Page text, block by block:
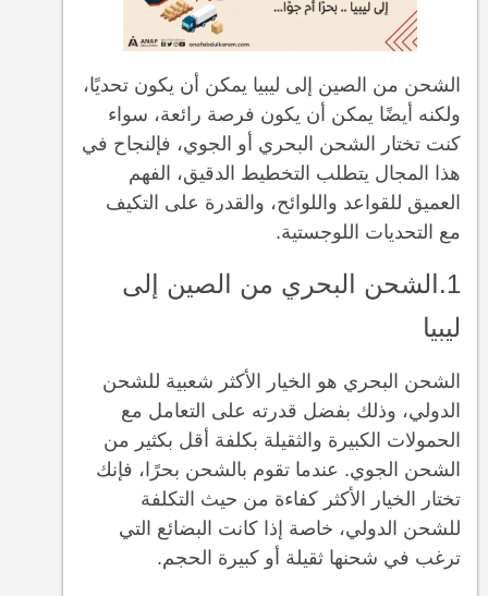
الشحن من الصين إلى ليبيا يمكن أن يكون تحديًا،
ولكنه أيضًا يمكن أن يكون فرصة رائعة، سواء
كنت تختار الشحن البحري أو الجوي، فإلنجاح في
هذا المجال يتطلب التخطيط الدقيق، الفهم
العميق للقواعد واللوائح، والقدرة على التكيف
مع التحديات اللوجستية.
1.الشحن البحري من الصين إلى
ليبيا
الشحن البحري هو الخيار الأكثر شعبية للشحن
الدولي، وذلك بفضل قدرته على التعامل مع
الحمولات الكبيرة والثقيلة بكلفة أقل بكثير من
الشحن الجوي. عندما تقوم بالشحن بحرًا، فإنك
تختار الخيار الأكثر كفاءة من حيث التكلفة
للشحن الدولي، خاصة إذا كانت البضائع التي
ترغب في شحنها ثقيلة أو كبيرة الحجم.